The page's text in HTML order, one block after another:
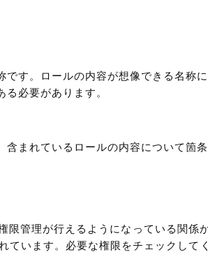
です。ロールの内容が想像できる名称
る必要があります。
含まれているロールの内容について箇
限管理が行えるようになっている関係
ています。必要な権限をチェックして